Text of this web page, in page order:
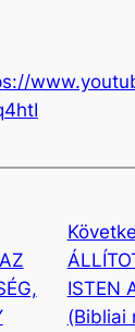
AZ
ISTEN
(Bibliai